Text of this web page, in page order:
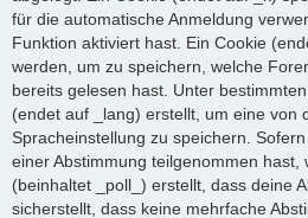
für die automatische Anmeldung
Funktion aktiviert hast. Ein Cookie
werden, um zu speichern, welche
bereits gelesen hast. Unter
(endet auf _lang) erstellt, um eine von
Spracheinstellung zu speichern.
einer Abstimmung teilgenommen hast,
(beinhaltet _poll_) erstellt, dass deine
sicherstellt, dass keine mehrfache